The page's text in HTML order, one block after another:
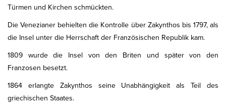
Türmen und Kirchen schmückten.
Die Venezianer behielten die Kontrolle über Zakynthos bis 1797, als
die Insel unter die Herrschaft der Französischen Republik kam.
1809 wurde die Insel von den Briten und später von den
Franzosen besetzt.
1864 erlangte Zakynthos seine Unabhängigkeit als Teil des
griechischen Staates.